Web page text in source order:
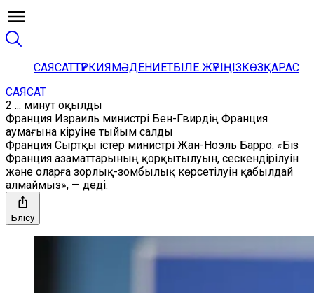
САЯСАТТҮРКИЯМӘДЕНИЕТБІЛЕ ЖҮРІҢІЗКӨЗҚАРАС
САЯСАТ
2 ... минут оқылды
Франция Израиль министрі Бен-Гвирдің Франция
аумағына кіруіне тыйым салды
Франция Сыртқы істер министрі Жан-Ноэль Барро: «Біз
Франция азаматтарының қорқытылуын, сескендірілуін
және оларға зорлық-зомбылық көрсетілуін қабылдай
алмаймыз», — деді.
Бөлісу